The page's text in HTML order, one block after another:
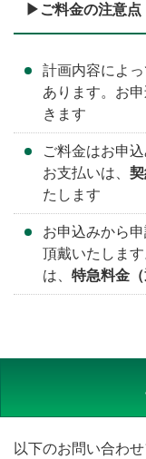
▶︎ご料金の注意点
計画内容によっ
あります。お
きます
ご料金はお申
お支払いは、
たします
お申込みから
頂戴いたしま
は、 特急料金（
以下のお問い合わ